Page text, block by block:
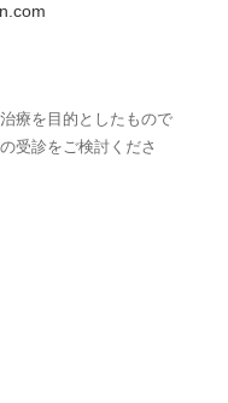
療を目的としたもので
受診をご検討くださ